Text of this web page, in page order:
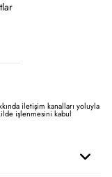
iletişim kanalları yoluyla
işlenmesini kabul